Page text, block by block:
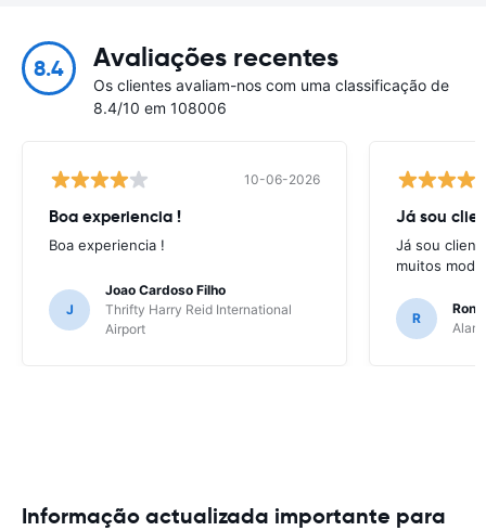
8.4 Avaliações recentes
Os clientes avaliam-nos com uma classificação de
8.4/10 em 108006
10-06-2026
Boa experiencia !
Boa experiencia !
J
Joao Cardoso Filho
Thrifty Harry Reid International
Airport
Já sou
Já sou
muitos
R
Informação actualizada importante para